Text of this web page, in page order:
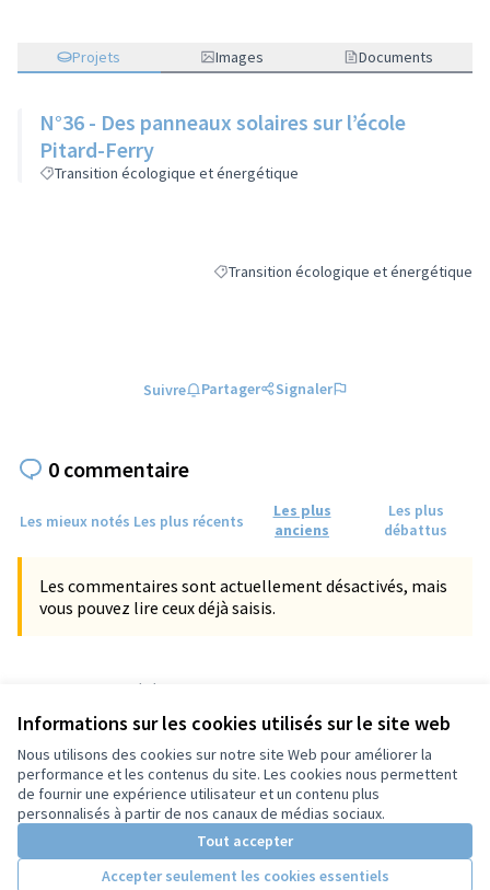
Informations sur les cookies utilisés sur le site web
Nous utilisons des cookies sur notre site Web pour améliorer la
performance et les contenus du site. Les cookies nous permettent
de fournir une expérience utilisateur et un contenu plus
personnalisés à partir de nos canaux de médias sociaux.
Tout accepter
Accepter seulement les cookies essentiels
Projets Images Documents
N°36 - Des panneaux solaires sur l’école
Pitard-Ferry
Transition écologique et énergétique
Filtrer les résultats de la catégorie :
Transition écologique et énergétique
Suivre Partager Signaler
0 commentaire
Les mieux notés Les plus récents
Les plus
anciens
Les plus
débattus
Les commentaires sont actuellement désactivés, mais
vous pouvez lire ceux déjà saisis.
Référence : tours-PROP-2023-04-853
Vérifiez l'empreinte numérique
Conditions d'utilisation
Paramètres des cookies